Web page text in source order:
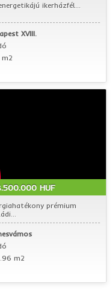
ikerházfél...
XVIII.
m2
HUF
prémium
m2